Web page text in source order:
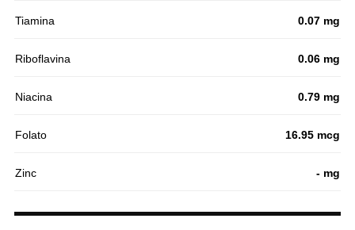
Tiamina 0.07 mg
Riboflavina 0.06 mg
Niacina 0.79 mg
Folato 16.95 mcg
Zinc - mg